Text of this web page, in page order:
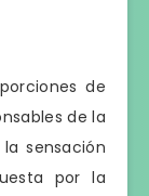
de
de la
sensación
por la